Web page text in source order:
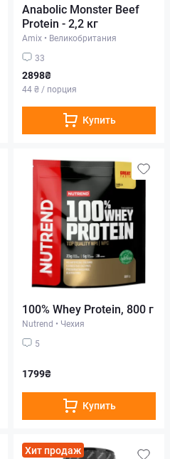
Anabolic Monster Beef
Protein - 2,2 кг
Amix • Великобритания
33
2898₴
44 ₴ / порция
Купить
100% Whey Protein, 800 г
Nutrend • Чехия
5
1799₴
Купить
Хит продаж